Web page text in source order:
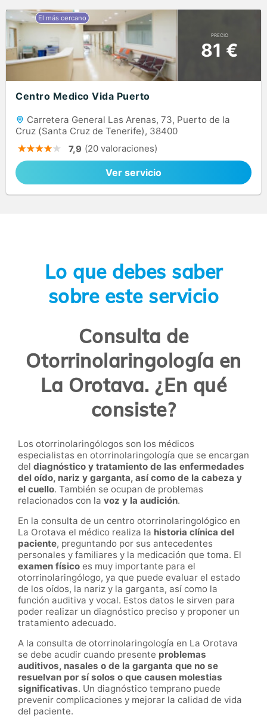
PRECIO
81 €
Centro Medico Vida Puerto
Carretera General Las Arenas, 73, Puerto de la
Cruz (Santa Cruz de Tenerife), 38400
7,9 (20 valoraciones)
Ver servicio
Lo que debes saber
sobre este servicio
Consulta de
Otorrinolaringología en
La Orotava. ¿En qué
consiste?
Los otorrinolaringólogos son los médicos
especialistas en otorrinolaringología que se encargan
del diagnóstico y tratamiento de las enfermedades
del oído, nariz y garganta, así como de la cabeza y
el cuello. También se ocupan de problemas
relacionados con la voz y la audición.
En la consulta de un centro otorrinolaringológico en
La Orotava el médico realiza la historia clínica del
paciente, preguntando por sus antecedentes
personales y familiares y la medicación que toma. El
examen físico es muy importante para el
otorrinolaringólogo, ya que puede evaluar el estado
de los oídos, la nariz y la garganta, así como la
función auditiva y vocal. Estos datos le sirven para
poder realizar un diagnóstico preciso y proponer un
tratamiento adecuado.
A la consulta de otorrinolaringología en La Orotava
se debe acudir cuando presente problemas
auditivos, nasales o de la garganta que no se
resuelvan por sí solos o que causen molestias
significativas. Un diagnóstico temprano puede
prevenir complicaciones y mejorar la calidad de vida
del paciente.